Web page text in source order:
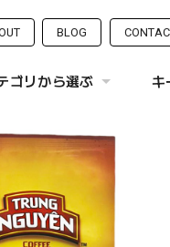
BLOG
ゴリから選ぶ キ